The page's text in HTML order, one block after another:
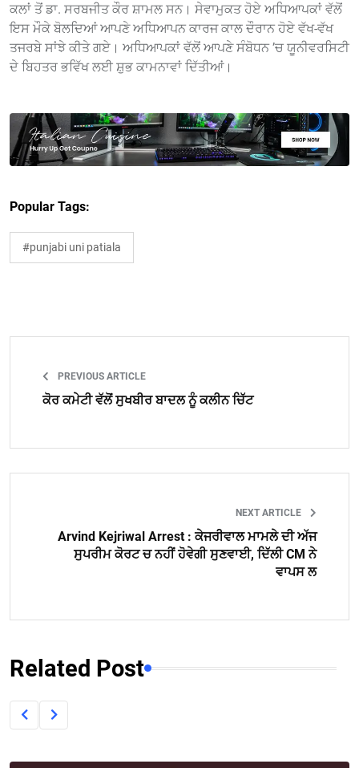
ਕਲਾਂ ਤੋਂ ਡਾ. ਸਰਬਜੀਤ ਕੌਰ ਸ਼ਾਮਲ ਸਨ। ਸੇਵਾਮੁਕਤ ਹੋਏ ਅਧਿਆਪਕਾਂ ਵੱਲੋਂ
ਇਸ ਮੌਕੇ ਬੋਲਦਿਆਂ ਆਪਣੇ ਅਧਿਆਪਨ ਕਾਰਜ ਕਾਲ ਦੌਰਾਨ ਹੋਏ ਵੱਖ-ਵੱਖ
ਤਜਰਬੇ ਸਾਂਝੇ ਕੀਤੇ ਗਏ। ਅਧਿਆਪਕਾਂ ਵੱਲੋਂ ਆਪਣੇ ਸੰਬੋਧਨ ’ਚ ਯੂਨੀਵਰਸਿਟੀ
ਦੇ ਬਿਹਤਰ ਭਵਿੱਖ ਲਈ ਸ਼ੁਭ ਕਾਮਨਾਵਾਂ ਦਿੱਤੀਆਂ।
Popular Tags:
#punjabi uni patiala
PREVIOUS ARTICLE
ਕੋਰ ਕਮੇਟੀ ਵੱਲੋਂ ਸੁਖਬੀਰ ਬਾਦਲ ਨੂੰ ਕਲੀਨ ਚਿੱਟ
NEXT ARTICLE
Arvind Kejriwal Arrest : ਕੇਜਰੀਵਾਲ ਮਾਮਲੇ ਦੀ ਅੱਜ
ਸੁਪਰੀਮ ਕੋਰਟ ਚ ਨਹੀਂ ਹੋਵੇਗੀ ਸੁਣਵਾਈ, ਦਿੱਲੀ CM ਨੇ
ਵਾਪਸ ਲ
Related Post